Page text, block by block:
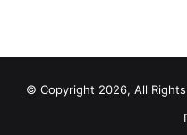
© Copyright 2026, All